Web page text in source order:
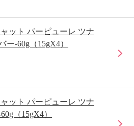
ット パーピューレ ツナ
ー-60g（15gX4）
ット パーピューレ ツナ
（15gX4）